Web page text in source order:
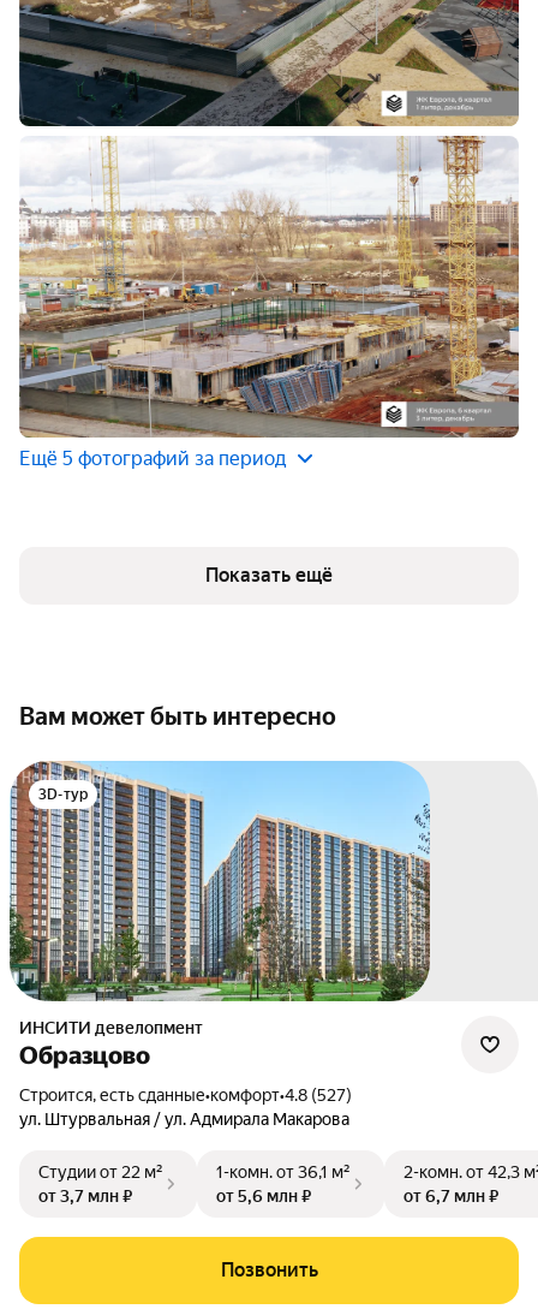
Ещё 5 фотографий за период
Показать ещё
Вам может быть интересно
3D-тур
ИНСИТИ девелопмент
Образцово
Строится, есть сданные•комфорт•4.8 (527)
ул. Штурвальная / ул. Адмирала Макарова
Студииот 22 м²
от 3,7 млн ₽
1-комн.от 36,1 м²
от 5,6 млн ₽
2-комн.от 42,3
от 6,7 млн ₽
Позвонить